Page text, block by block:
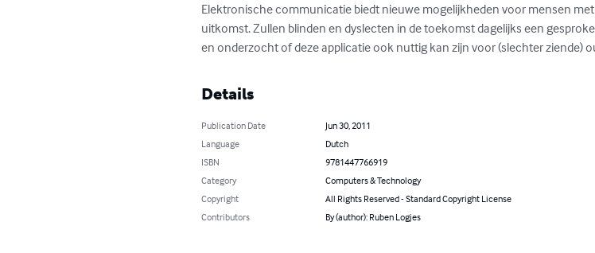
Elektronische communicatie biedt nieuwe mogelijkheden voor mensen
uitkomst. Zullen blinden en dyslecten in de toekomst dagelijks een
en onderzocht of deze applicatie ook nuttig kan zijn voor (slechter ziende)
Details
Publication Date
Jun 30, 2011
Language
Dutch
ISBN
9781447766919
Category
Computers & Technology
Copyright
All Rights Reserved - Standard Copyright License
Contributors
By (author): Ruben Logjes